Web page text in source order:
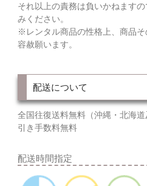
それ以上の責務は負いかねます
みください。
※レンタル商品の性格上、商品
容赦願います。
配送について
全国往復送料無料（沖縄・北海
引き手数料無料
配送時間指定